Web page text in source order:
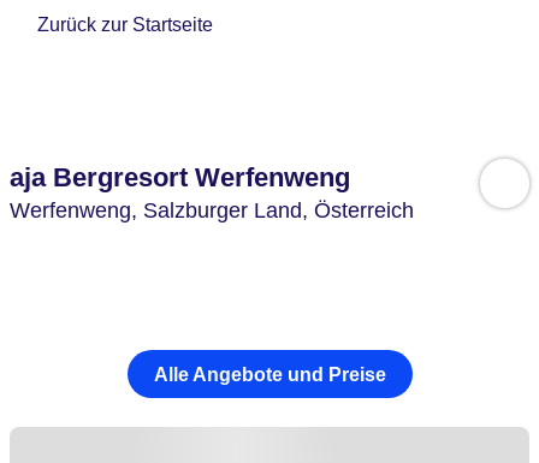
Zurück zur Startseite
aja Bergresort Werfenweng
Werfenweng, Salzburger Land, Österreich
Alle Angebote und Preise